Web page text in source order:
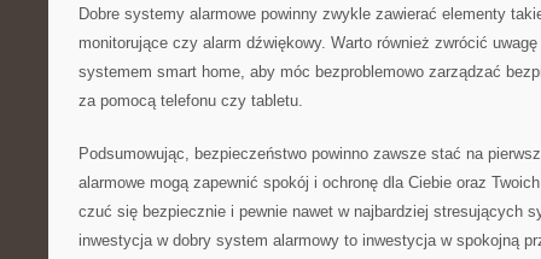
Dobre systemy alarmowe powinny zwykle zawierać elementy
monitorujące czy alarm ⁢dźwiękowy. Warto również zwrócić
systemem smart home, aby móc bezproblemowo⁣ zarządzać⁤
za⁤ pomocą telefonu czy ⁣tabletu.
Podsumowując, bezpieczeństwo ​powinno zawsze‌ stać na
alarmowe‍ mogą zapewnić spokój i ochronę dla Ciebie oraz
czuć się bezpiecznie i pewnie nawet w najbardziej stresujących
inwestycja⁢ w dobry system ⁤alarmowy to inwestycja w spokojną